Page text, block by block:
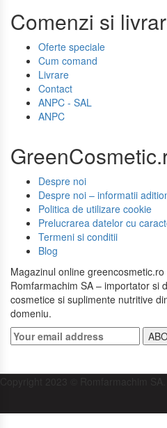
Comenzi si
Oferte speciale
Cum comand
Livrare
Contact
ANPC - SAL
ANPC
Despre noi
Despre noi – informatii
Politica de utilizare cookie
Prelucrarea datelor cu
Termeni si conditii
Blog
Magazinul online
Romfarmachim SA – importator si
cosmetice si suplimente nutritive
domeniu.